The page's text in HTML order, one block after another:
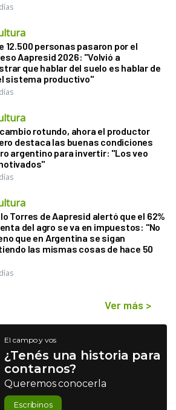
12.500 personas pasaron por el
Aapresid 2026: "Volvió a
que hablar del suelo es hablar de
sistema productivo"
cambio rotundo, ahora el productor
destaca las buenas condiciones
argentino para invertir: "Los veo
Torres de Aapresid alertó que el 62%
del agro se va en impuestos: "No
que en Argentina se sigan
las mismas cosas de hace 50
Ver más >
El campo y vos
¿Tenés una historia para
contarnos?
Queremos conocerla
Escribinos